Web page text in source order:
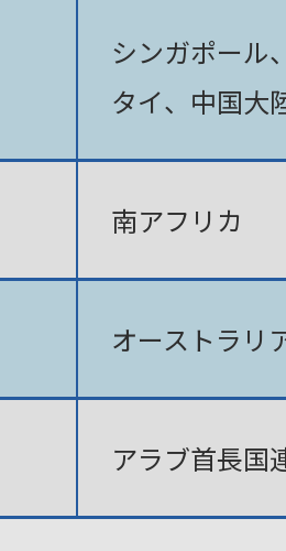
シンガポール
タイ、中国大
南アフリカ
オーストラリ
アラブ首長国